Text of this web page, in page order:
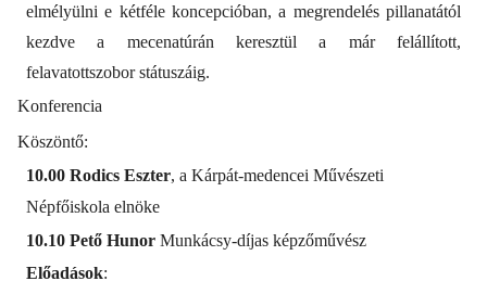
elmélyülni e kétféle koncepcióban, a megrendelés pillanatától
kezdve a mecenatúrán keresztül a már felállított,
felavatottszobor státuszáig.
Konferencia
Köszöntő:
10.00 Rodics Eszter, a Kárpát-medencei Művészeti
Népfőiskola elnöke
10.10 Pető Hunor Munkácsy-díjas képzőművész
Előadások: